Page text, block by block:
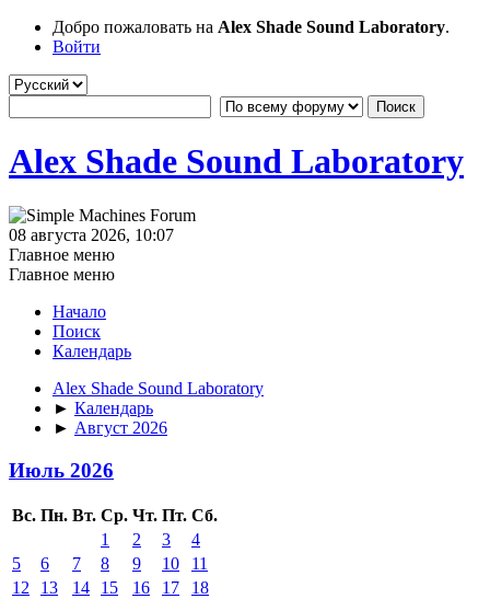
Добро пожаловать на Alex Shade Sound Laboratory.
Войти
Alex Shade Sound Laboratory
08 августа 2026, 10:07
Главное меню
Главное меню
Начало
Поиск
Календарь
Alex Shade Sound Laboratory
► Календарь
► Август 2026
Июль 2026
Вс. Пн. Вт. Ср. Чт. Пт. Сб.
1
2 3
4
5
6 7 8 9 10
11
12
13 14 15 16 17
18